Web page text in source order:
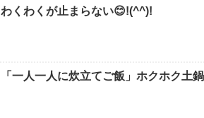
わくわくが止まらない😊!(^^)!
「一人一人に炊立てご飯」ホクホク土